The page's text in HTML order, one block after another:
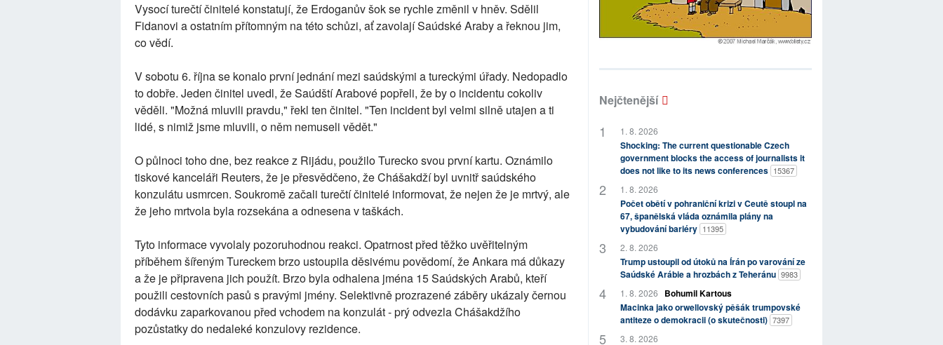
Vysocí turečtí činitelé konstatují, že Erdoganův šok se rychle změnil v hněv. Sdělil
Fidanovi a ostatním přítomným na této schůzi, ať zavolají Saúdské Araby a řeknou jim,
co vědí.
V sobotu 6. října se konalo první jednání mezi saúdskými a tureckými úřady. Nedopadlo
to dobře. Jeden činitel uvedl, že Saúdští Arabové popřeli, že by o incidentu cokoliv
věděli. "Možná mluvili pravdu," řekl ten činitel. "Ten incident byl velmi silně utajen a ti
lidé, s nimiž jsme mluvili, o něm nemuseli vědět."
O půlnoci toho dne, bez reakce z Rijádu, použilo Turecko svou první kartu. Oznámilo
tiskové kanceláři Reuters, že je přesvědčeno, že Chášakdží byl uvnitř saúdského
konzulátu usmrcen. Soukromě začali turečtí činitelé informovat, že nejen že je mrtvý, ale
že jeho mrtvola byla rozsekána a odnesena v taškách.
Tyto informace vyvolaly pozoruhodnou reakci. Opatrnost před těžko uvěřitelným
příběhem šířeným Tureckem brzo ustoupila děsivému povědomí, že Ankara má důkazy
a že je připravena jich použít. Brzo byla odhalena jména 15 Saúdských Arabů, kteří
použili cestovních pasů s pravými jmény. Selektivně prozrazené záběry ukázaly černou
dodávku zaparkovanou před vchodem na konzulát - prý odvezla Chášakdžího
pozůstatky do nedaleké konzulovy rezidence.
Nejčtenější
1. 8. 2026
Shocking: The current questionable Czech
government blocks the access of journalists it
does not like to its news conferences 15367
1. 8. 2026
Počet obětí v pohraniční krizi v Ceutě stoupl na
67, španělská vláda oznámila plány na
vybudování bariéry 11395
2. 8. 2026
Trump ustoupil od útoků na Írán po varování ze
Saúdské Arábie a hrozbách z Teheránu 9983
1. 8. 2026
Bohumil Kartous
Macinka jako orwellovský pěšák trumpovské
antiteze o demokracii (o skutečnosti) 7397
3. 8. 2026